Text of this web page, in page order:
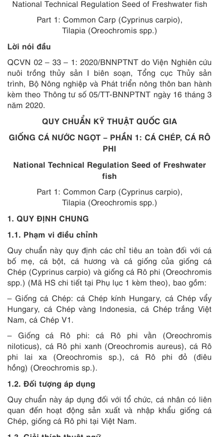
National Technical Regulation Seed of Freshwater fish
Part 1: Common Carp (Cyprinus carpio),
Tilapia (Oreochromis spp.)
Lời nói đầu
QCVN 02 – 33 – 1: 2020/BNNPTNT do Viện Nghiên cứu
nuôi trồng thủy sản I biên soạn, Tổng cục Thủy sản
trình, Bộ Nông nghiệp và Phát triển nông thôn ban hành
kèm theo Thông tư số 05/TT-BNNPTNT ngày 16 tháng 3
năm 2020.
QUY CHUẨN KỸ THUẬT QUỐC GIA
GIỐNG CÁ NƯỚC NGỌT – PHẦN 1: CÁ CHÉP, CÁ RÔ
PHI
National Technical Regulation Seed of Freshwater
fish
Part 1: Common Carp (Cyprinus carpio),
Tilapia (Oreochromis spp.)
1. QUY ĐỊNH CHUNG
1.1. Phạm vi điều chỉnh
Quy chuẩn này quy định các chỉ tiêu an toàn đối với cá
bố mẹ, cá bột, cá hương và cá giống của giống cá
Chép (Cyprinus carpio) và giống cá Rô phi (Oreochromis
spp.) (Mã HS chi tiết tại Phụ lục 1 kèm theo), bao gồm:
– Giống cá Chép: cá Chép kính Hungary, cá Chép vẩy
Hungary, cá Chép vàng Indonesia, cá Chép trắng Việt
Nam, cá Chép V1.
– Giống cá Rô phi: cá Rô phi vằn (Oreochromis
niloticus), cá Rô phi xanh (Oreochromis aureus), cá Rô
phi lai xa (Oreochromis sp.), cá Rô phi đỏ (điêu
hồng) (Oreochromis sp.).
1.2. Đối tượng áp dụng
Quy chuẩn này áp dụng đối với tổ chức, cá nhân có liên
quan đến hoạt động sản xuất và nhập khẩu giống cá
Chép, giống cá Rô phi tại Việt Nam.